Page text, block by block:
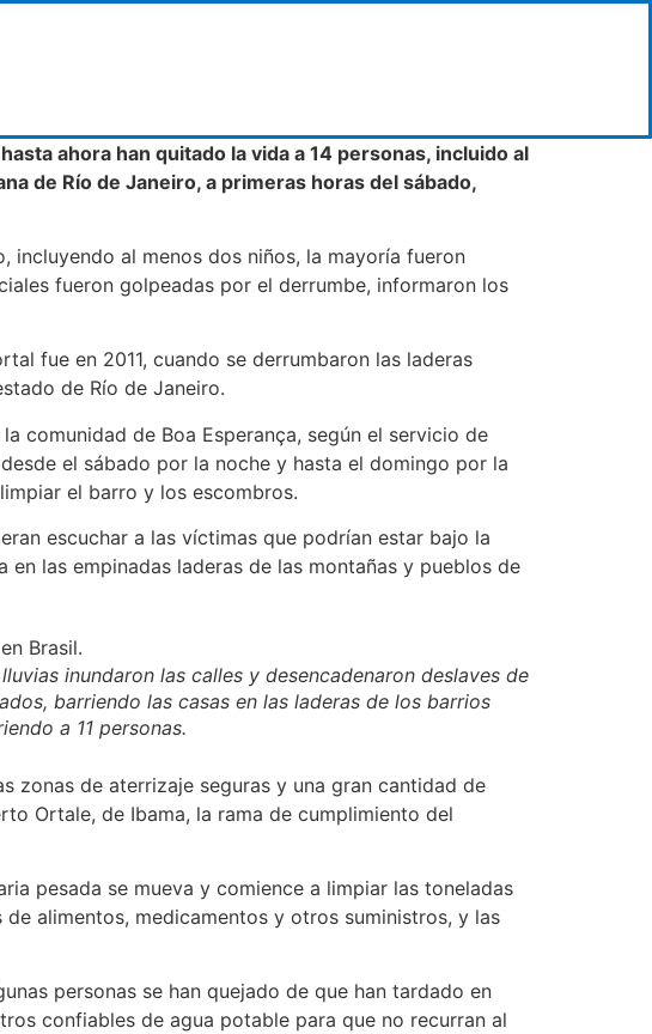
ahora han quitado la vida a 14 personas, incluido al
de Río de Janeiro, a primeras horas del sábado,
incluyendo al menos dos niños, la mayoría fueron
fueron golpeadas por el derrumbe, informaron los
fue en 2011, cuando se derrumbaron las laderas
de Río de Janeiro.
comunidad de Boa Esperança, según el servicio de
el sábado por la noche y hasta el domingo por la
el barro y los escombros.
escuchar a las víctimas que podrían estar bajo la
las empinadas laderas de las montañas y pueblos de
inundaron las calles y desencadenaron deslaves de
barriendo las casas en las laderas de los barrios
a 11 personas.
zonas de aterrizaje seguras y una gran cantidad de
Ortale, de Ibama, la rama de cumplimiento del
pesada se mueva y comience a limpiar las toneladas
alimentos, medicamentos y otros suministros, y las
personas se han quejado de que han tardado en
confiables de agua potable para que no recurran al